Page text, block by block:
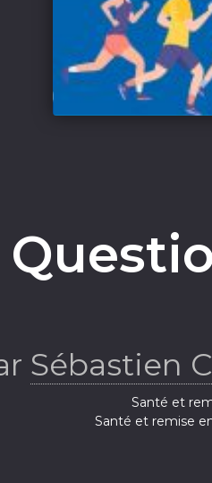
Sébastien
Santé et
Santé et remise